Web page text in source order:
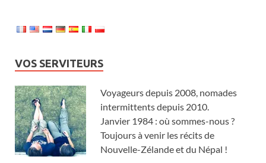
VOS SERVITEURS
Voyageurs depuis 2008, nomades
intermittents depuis 2010.
Janvier 1984 : où sommes-nous ?
Toujours à venir les récits de
Nouvelle-Zélande et du Népal !